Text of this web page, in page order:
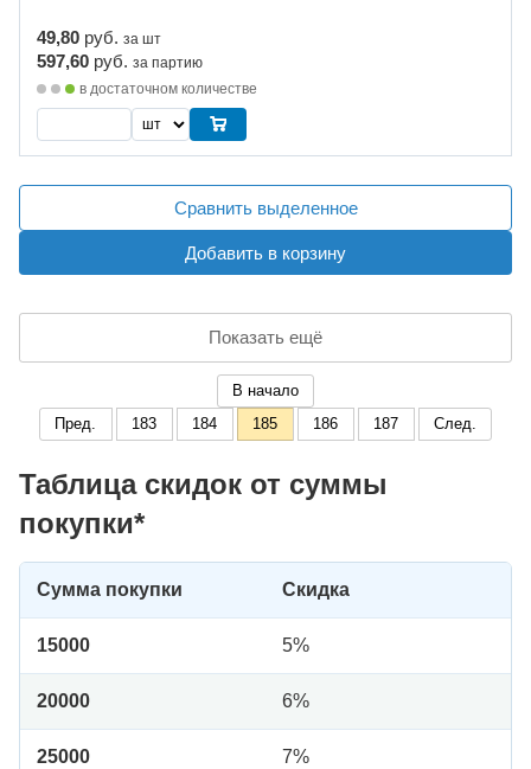
49,80 руб. за шт
597,60 руб. за партию
в достаточном количестве
Сравнить выделенное
Добавить в корзину
Показать ещё
В начало
Пред.
183 184 185 186 187 След.
Таблица скидок от суммы
покупки*
Сумма покупки Скидка
15000 5%
20000 6%
25000 7%